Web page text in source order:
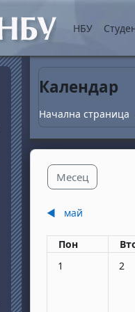
Прескочи на
НБУ
Календар
Начална страница
Месец
◀︎ май
Понеделник
Пон
Няма събития,
1 2